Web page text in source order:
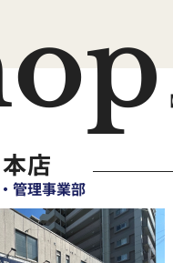
本店
管理事業部